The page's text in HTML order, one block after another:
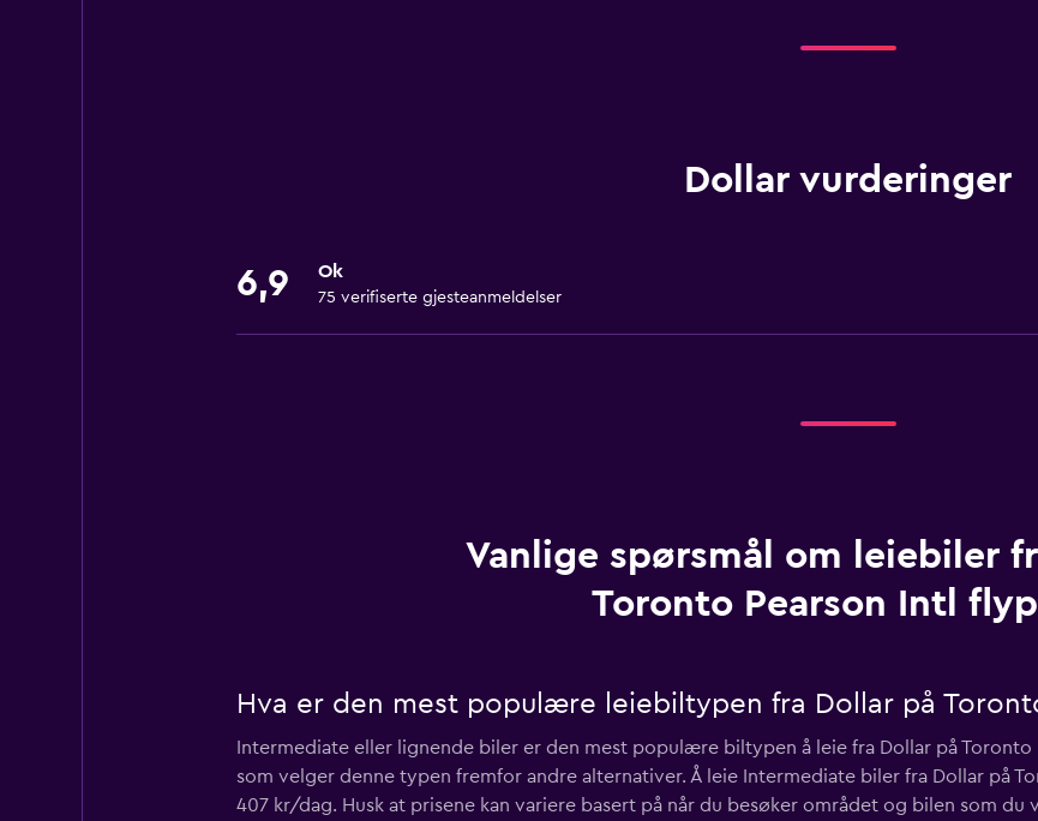
Dollar vurderinger
6,9 Ok
75 verifiserte gjesteanmeldelser
Vanlige spørsmål om leiebiler
Toronto Pearson Intl
Hva er den mest populære leiebiltypen fra Dollar på
Intermediate eller lignende biler er den mest populære biltypen å leie fra Dollar på Toronto
som velger denne typen fremfor andre alternativer. Å leie Intermediate biler fra Dollar på
407 kr/dag. Husk at prisene kan variere basert på når du besøker området og bilen som du